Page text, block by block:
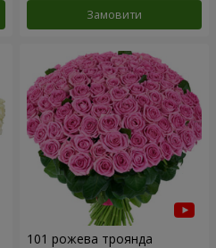
Замовити
101 рожева троянда